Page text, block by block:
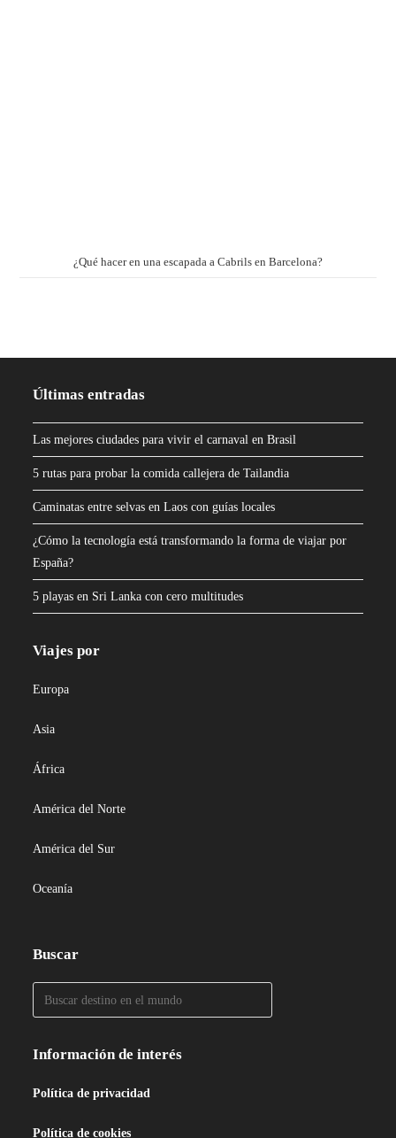
¿Qué hacer en una escapada a Cabrils en Barcelona?
Últimas entradas
Las mejores ciudades para vivir el carnaval en Brasil
5 rutas para probar la comida callejera de Tailandia
Caminatas entre selvas en Laos con guías locales
¿Cómo la tecnología está transformando la forma de viajar por
España?
5 playas en Sri Lanka con cero multitudes
Viajes por
Europa
Asia
África
América del Norte
América del Sur
Oceanía
Buscar
Información de interés
Política de privacidad
Política de cookies